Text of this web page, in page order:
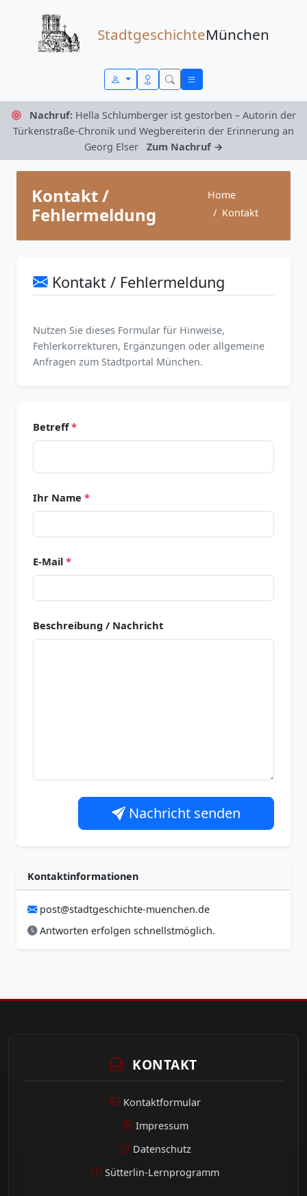
StadtgeschichteMünchen
Nachruf: Hella Schlumberger ist gestorben – Autorin der
Türkenstraße-Chronik und Wegbereiterin der Erinnerung an
Georg Elser
Zum Nachruf →
Kontakt /
Fehlermeldung
Home
Kontakt
Kontakt / Fehlermeldung
Nutzen Sie dieses Formular für Hinweise,
Fehlerkorrekturen, Ergänzungen oder allgemeine
Anfragen zum Stadtportal München.
Betreff*
Ihr Name *
E-Mail *
Beschreibung / Nachricht
Nachricht senden
Kontaktinformationen
post@stadtgeschichte-muenchen.de
Antworten erfolgen schnellstmöglich.
KONTAKT
Kontaktformular
Impressum
Datenschutz
Sütterlin-Lernprogramm